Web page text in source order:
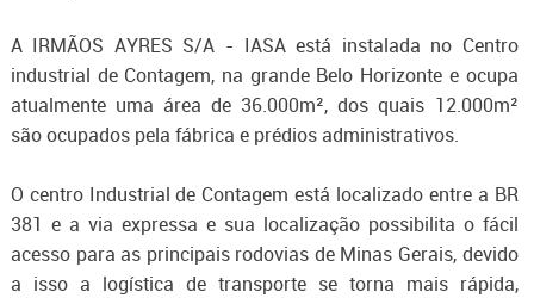
A IRMÃOS AYRES S/A - IASA está instalada no Centro
industrial de Contagem, na grande Belo Horizonte e ocupa
atualmente uma área de 36.000m², dos quais 12.000m²
são ocupados pela fábrica e prédios administrativos.
O centro Industrial de Contagem está localizado entre a BR
381 e a via expressa e sua localização possibilita o fácil
acesso para as principais rodovias de Minas Gerais, devido
a isso a logística de transporte se torna mais rápida,